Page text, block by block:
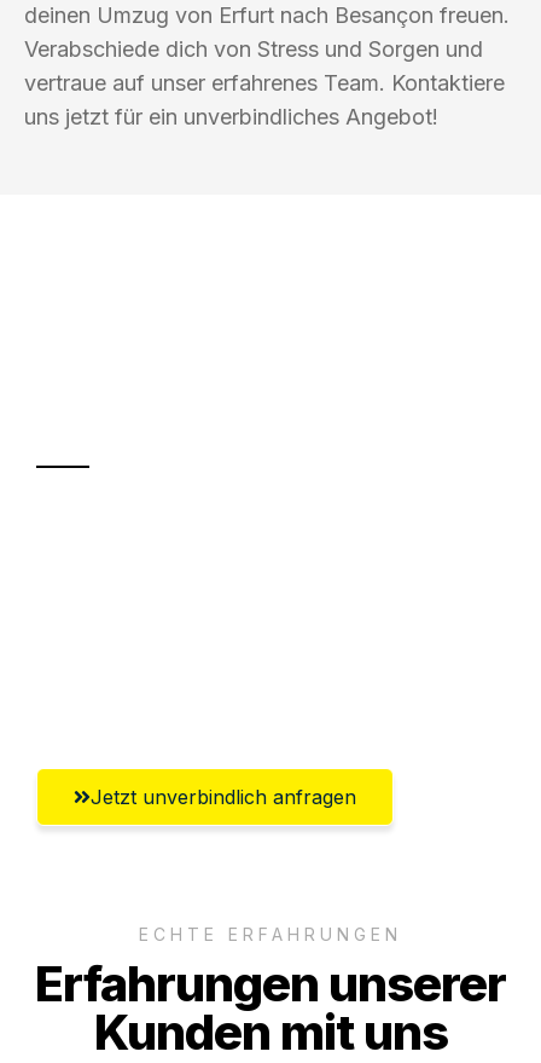
deinen Umzug von Erfurt nach Besançon freuen.
Verabschiede dich von Stress und Sorgen und
vertraue auf unser erfahrenes Team. Kontaktiere
uns jetzt für ein unverbindliches Angebot!
Jetzt unverbindlich anfragen
ECHTE ERFAHRUNGEN
Erfahrungen unserer
Kunden mit uns